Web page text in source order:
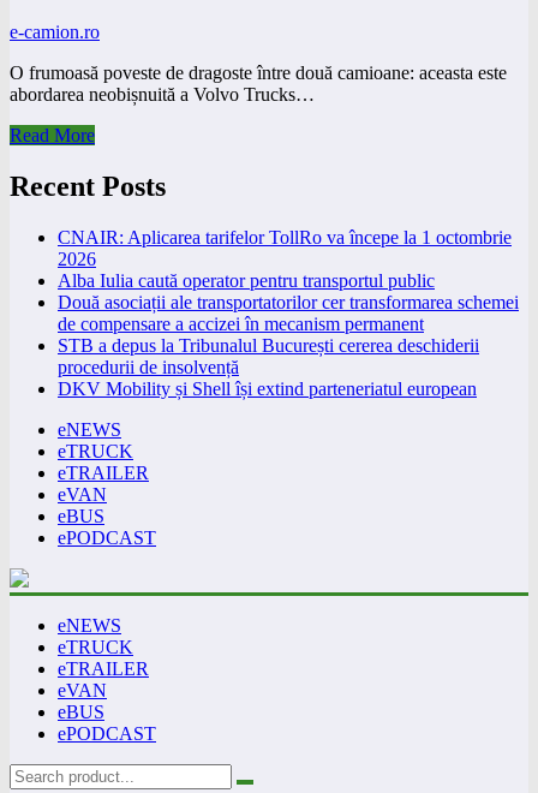
e-camion.ro
O frumoasă poveste de dragoste între două camioane: aceasta este
abordarea neobișnuită a Volvo Trucks…
Read More
Recent Posts
CNAIR: Aplicarea tarifelor TollRo va începe la 1 octombrie
2026
Alba Iulia caută operator pentru transportul public
Două asociații ale transportatorilor cer transformarea schemei
de compensare a accizei în mecanism permanent
STB a depus la Tribunalul București cererea deschiderii
procedurii de insolvență
DKV Mobility și Shell își extind parteneriatul european
eNEWS
eTRUCK
eTRAILER
eVAN
eBUS
ePODCAST
eNEWS
eTRUCK
eTRAILER
eVAN
eBUS
ePODCAST